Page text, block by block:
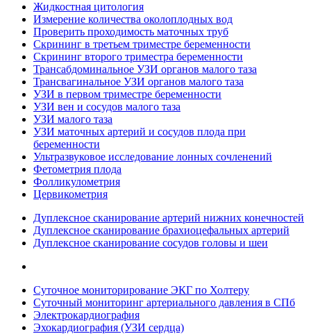
Жидкостная цитология
Измерение количества околоплодных вод
Проверить проходимость маточных труб
Скрининг в третьем триместре беременности
Скрининг второго триместра беременности
Трансабдоминальное УЗИ органов малого таза
Трансвагинальное УЗИ органов малого таза
УЗИ в первом триместре беременности
УЗИ вен и сосудов малого таза
УЗИ малого таза
УЗИ маточных артерий и сосудов плода при
беременности
Ультразвуковое исследование лонных сочленений
Фетометрия плода
Фолликулометрия
Цервикометрия
Дуплексное сканирование артерий нижних конечностей
Дуплексное сканирование брахиоцефальных артерий
Дуплексное сканирование сосудов головы и шеи
Суточное мониторирование ЭКГ по Холтеру
Суточный мониторинг артериального давления в СПб
Электрокардиография
Эхокардиография (УЗИ сердца)